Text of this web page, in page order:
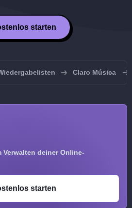
starten
Claro Música
Verwalten deiner Online-
starten